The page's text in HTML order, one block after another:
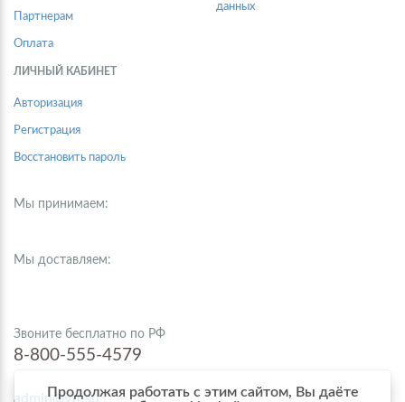
Партнерам
Оплата
данных
ЛИЧНЫЙ КАБИНЕТ
Авторизация
Регистрация
Восстановить пароль
Мы принимаем:
Мы доставляем:
Звоните бесплатно по РФ
8-800-555-4579
admin@vtr.su
Продолжая работать с этим сайтом, Вы даёте